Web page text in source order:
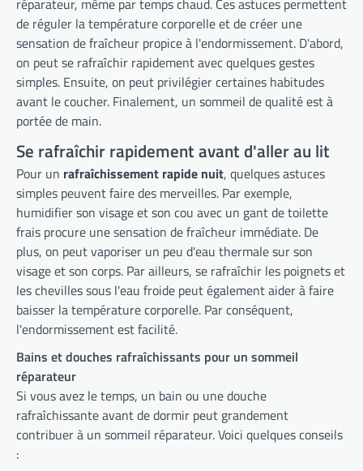
de réguler la température corporelle et de créer une
sensation de fraîcheur propice à l'endormissement. D'abord,
on peut se rafraîchir rapidement avec quelques gestes
simples. Ensuite, on peut privilégier certaines habitudes
avant le coucher. Finalement, un sommeil de qualité est à
portée de main.
Se rafraîchir rapidement avant d'aller au lit
Pour un rafraîchissement rapide nuit, quelques astuces
simples peuvent faire des merveilles. Par exemple,
humidifier son visage et son cou avec un gant de toilette
frais procure une sensation de fraîcheur immédiate. De
plus, on peut vaporiser un peu d'eau thermale sur son
visage et son corps. Par ailleurs, se rafraîchir les poignets et
les chevilles sous l'eau froide peut également aider à faire
baisser la température corporelle. Par conséquent,
l'endormissement est facilité.
Bains et douches rafraîchissants pour un sommeil
réparateur
Si vous avez le temps, un bain ou une douche
rafraîchissante avant de dormir peut grandement
contribuer à un sommeil réparateur. Voici quelques conseils
: